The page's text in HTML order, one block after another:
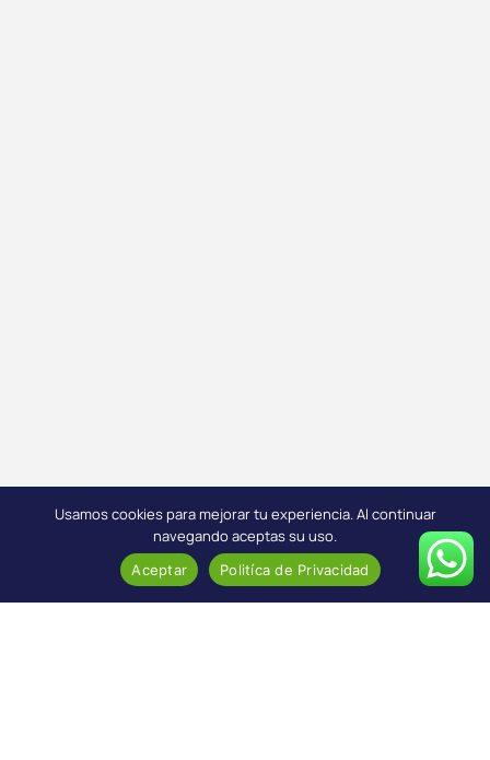
Usamos cookies para mejorar tu experiencia. Al continuar
navegando aceptas su uso.
Aceptar Politíca de Privacidad